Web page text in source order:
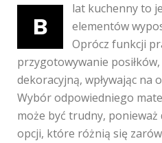
B
lat kuchenny to
elementów
Oprócz funkcji
przygotowywanie
dekoracyjną, wpływając na
Wybór odpowiedniego
może być trudny,
opcji, które różnią się